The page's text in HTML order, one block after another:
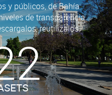
y públicos, de Bahía
de transparencia.
reutilizalos.